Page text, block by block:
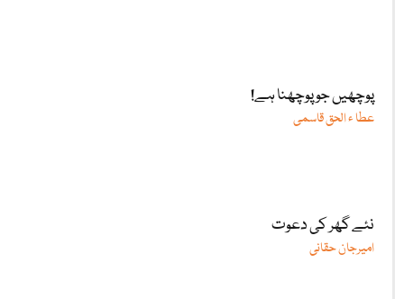
پوچھیں جو پوچھنا ہے!
عطا ء الحق قاسمی
نئے گھر کی دعوت
امیرجان حقانی